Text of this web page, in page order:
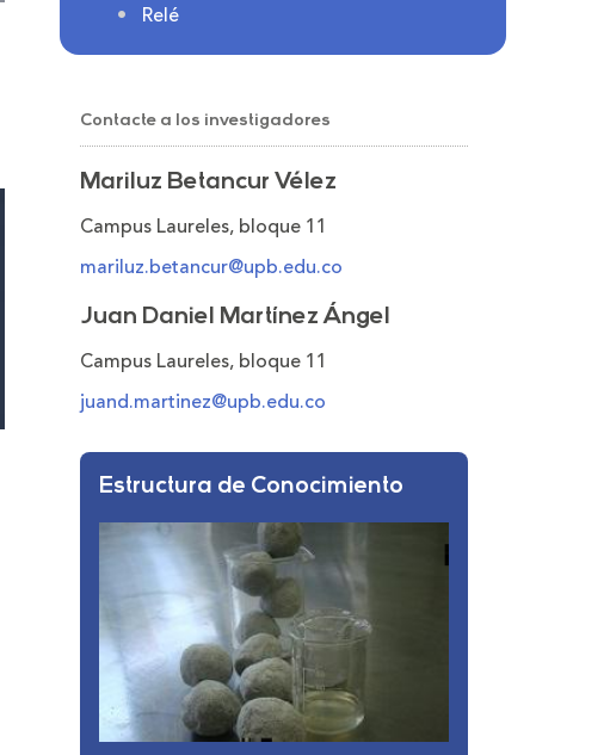
Relé
Contacte a los investigadores
Mariluz Betancur Vélez
Campus Laureles, bloque 11
mariluz.betancur@upb.edu.co
Juan Daniel Martínez Ángel
Campus Laureles, bloque 11
juand.martinez@upb.edu.co
Estructura de Conocimiento